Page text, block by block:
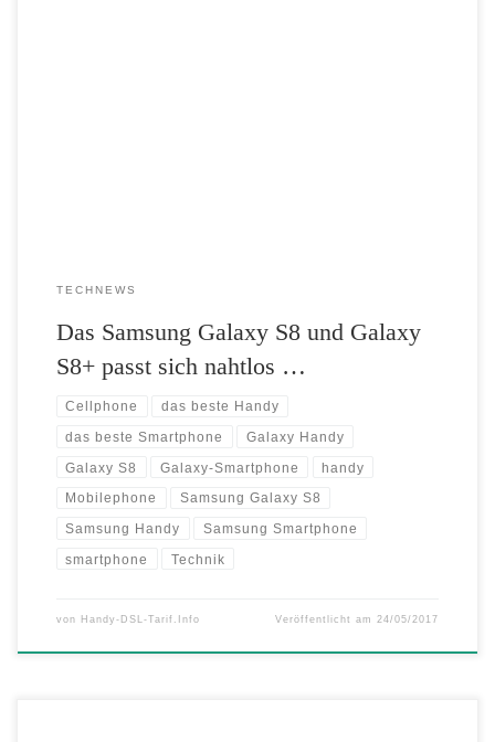
TECHNEWS
Das Samsung Galaxy S8 und Galaxy
S8+ passt sich nahtlos …
Cellphone das beste Handy
das beste Smartphone Galaxy Handy
Galaxy S8 Galaxy-Smartphone handy
Mobilephone Samsung Galaxy S8
Samsung Handy Samsung Smartphone
smartphone Technik
von Handy-DSL-Tarif.Info Veröffentlicht am 24/05/2017